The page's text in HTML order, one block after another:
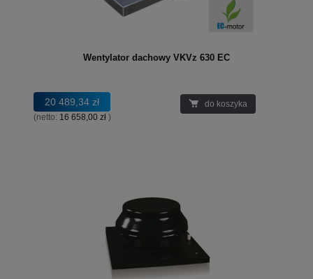
Wentylator dachowy VKVz 630 EC
20 489,34 zł
(netto: 16 658,00 zł )
do koszyka